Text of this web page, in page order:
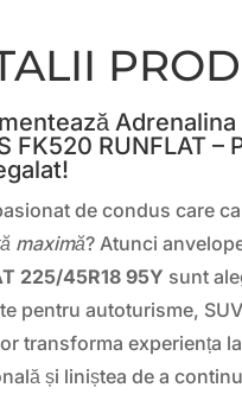
FK520 RUNFLAT
de condus care
maximă? Atunci
225/45R18 95Y sunt
pentru autoturisme,
transforma experiența
și liniștea de a